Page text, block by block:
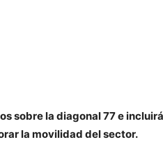
sobre la diagonal 77 e
la movilidad del sector.